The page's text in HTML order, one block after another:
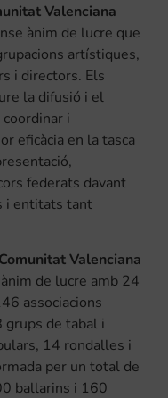
Valenciana
ànim de lucre que
artístiques,
i directors. Els
la difusió i el
i
eficàcia en la tasca
federats davant
i entitats tant
Valenciana
de lucre amb 24
associacions
grups de tabal i
14 rondalles i
per un total de
ballarins i 160